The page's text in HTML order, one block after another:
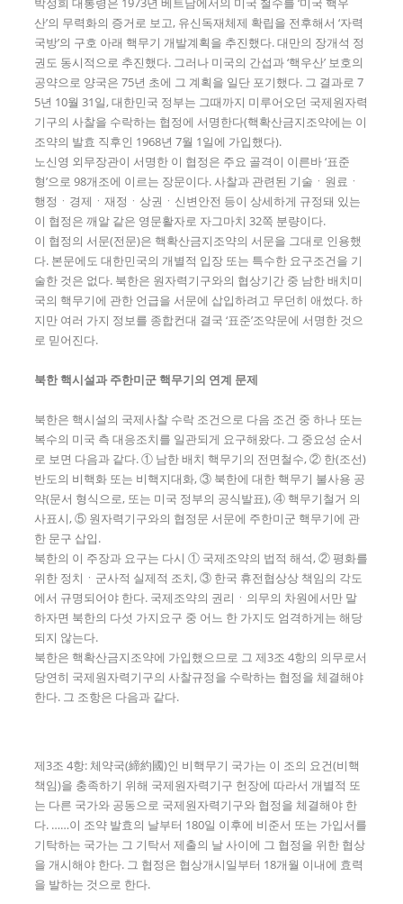
산’의 무력화의 증거로 보고, 유신독재체제 확립을 전후해서 ‘자력
국방’의 구호 아래 핵무기 개발계획을 추진했다. 대만의 장개석 정
권도 동시적으로 추진했다. 그러나 미국의 간섭과 ‘핵우산’ 보호의
공약으로 양국은 75년 초에 그 계획을 일단 포기했다. 그 결과로 7
5년 10월 31일, 대한민국 정부는 그때까지 미루어오던 국제원자력
기구의 사찰을 수락하는 협정에 서명한다(핵확산금지조약에는 이
조약의 발효 직후인 1968년 7월 1일에 가입했다).
노신영 외무장관이 서명한 이 협정은 주요 골격이 이른바 ‘표준
형’으로 98개조에 이르는 장문이다. 사찰과 관련된 기술ㆍ원료ㆍ
행정ㆍ경제ㆍ재정ㆍ상권ㆍ신변안전 등이 상세하게 규정돼 있는
이 협정은 깨알 같은 영문활자로 자그마치 32쪽 분량이다.
이 협정의 서문(전문)은 핵확산금지조약의 서문을 그대로 인용했
다. 본문에도 대한민국의 개별적 입장 또는 특수한 요구조건을 기
술한 것은 없다. 북한은 원자력기구와의 협상기간 중 남한 배치미
국의 핵무기에 관한 언급을 서문에 삽입하려고 무던히 애썼다. 하
지만 여러 가지 정보를 종합컨대 결국 ‘표준’조약문에 서명한 것으
로 믿어진다.
북한 핵시설과 주한미군 핵무기의 연계 문제
북한은 핵시설의 국제사찰 수락 조건으로 다음 조건 중 하나 또는
복수의 미국 측 대응조치를 일관되게 요구해왔다. 그 중요성 순서
로 보면 다음과 같다. ① 남한 배치 핵무기의 전면철수, ② 한(조선)
반도의 비핵화 또는 비핵지대화, ③ 북한에 대한 핵무기 불사용 공
약(문서 형식으로, 또는 미국 정부의 공식발표), ④ 핵무기철거 의
사표시, ⑤ 원자력기구와의 협정문 서문에 주한미군 핵무기에 관
한 문구 삽입.
북한의 이 주장과 요구는 다시 ① 국제조약의 법적 해석, ② 평화를
위한 정치ㆍ군사적 실제적 조치, ③ 한국 휴전협상상 책임의 각도
에서 규명되어야 한다. 국제조약의 권리ㆍ의무의 차원에서만 말
하자면 북한의 다섯 가지요구 중 어느 한 가지도 엄격하게는 해당
되지 않는다.
북한은 핵확산금지조약에 가입했으므로 그 제3조 4항의 의무로서
당연히 국제원자력기구의 사찰규정을 수락하는 협정을 체결해야
한다. 그 조항은 다음과 같다.
제3조 4항: 체약국(締約國)인 비핵무기 국가는 이 조의 요건(비핵
책임)을 충족하기 위해 국제원자력기구 헌장에 따라서 개별적 또
는 다른 국가와 공동으로 국제원자력기구와 협정을 체결해야 한
다. ……이 조약 발효의 날부터 180일 이후에 비준서 또는 가입서를
기탁하는 국가는 그 기탁서 제출의 날 사이에 그 협정을 위한 협상
을 개시해야 한다. 그 협정은 협상개시일부터 18개월 이내에 효력
을 발하는 것으로 한다.